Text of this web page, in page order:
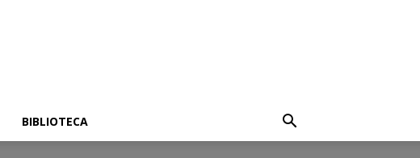
BIBLIOTECA